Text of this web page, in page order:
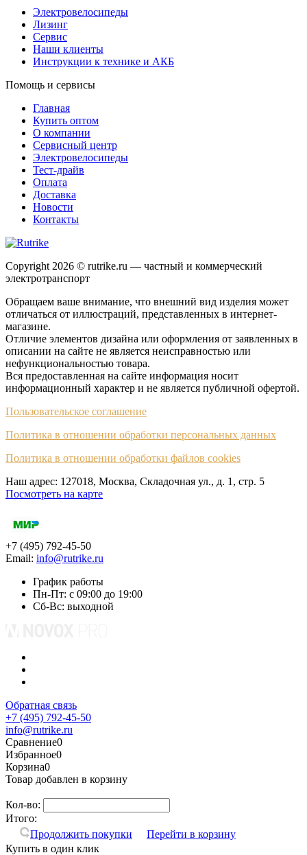
Электровелосипеды
Лизинг
Сервис
Наши клиенты
Инструкции к технике и АКБ
Помощь и сервисы
Главная
Купить оптом
О компании
Сервисный центр
Электровелосипеды
Тест-драйв
Оплата
Доставка
Новости
Контакты
Copyright 2026 © rutrike.ru — частный и коммерческий
электротранспорт
Обращаем ваше внимание, что внешний вид изделия может
отличаться от иллюстраций, представленных в интернет-
магазине.
Отличие элементов дизайна или оформления от заявленных в
описании на сайте не является неисправностью или
нефункциональностью товара.
Вся предоставленная на сайте информация носит
информационный характер и не является публичной офертой.
Пользовательское соглашение
Политика в отношении обработки персональных данных
Политика в отношении обработки файлов cookies
Наш адрес: 127018, Москва, Складочная ул., д. 1, cтр. 5
Посмотреть на карте
+7 (495) 792-45-50
Email: info@rutrike.ru
График работы
Пн-Пт: с 09:00 до 19:00
Сб-Вс: выходной
Обратная связь
+7 (495) 792-45-50
info@rutrike.ru
Сравнение0
Избранное0
Корзина0
Товар добавлен в корзину
Кол-во:
Итого:
Продолжить покупки
Перейти в корзину
Купить в один клик